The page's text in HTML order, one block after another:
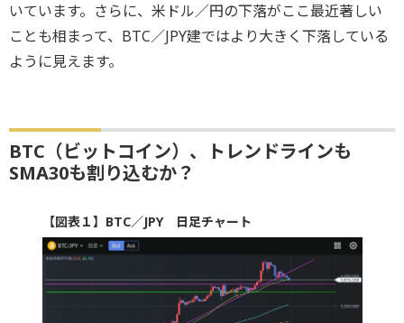
いています。さらに、米ドル／円の下落がここ最近著しい
ことも相まって、BTC／JPY建ではより大きく下落している
ように見えます。
BTC（ビットコイン）、トレンドラインも
SMA30も割り込むか？
【図表１】BTC／JPY 日足チャート